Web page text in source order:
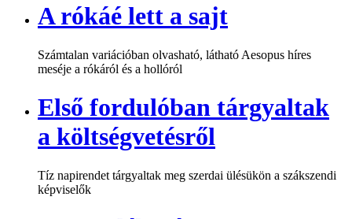
A rókáé lett a sajt
Számtalan variációban olvasható, látható Aesopus híres
meséje a rókáról és a hollóról
Első fordulóban tárgyaltak
a költségvetésről
Tíz napirendet tárgyaltak meg szerdai ülésükön a szákszendi
képviselők